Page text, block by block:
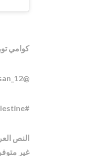
كوامي
@Partisan_12
#israel #gaza #palestine
النص
غير متوفر